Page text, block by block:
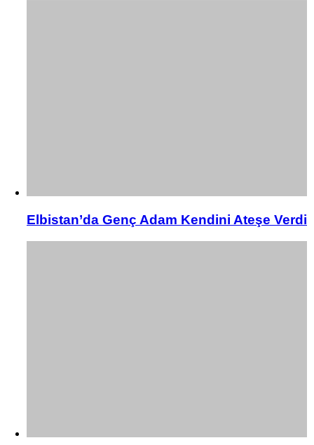
Elbistan’da Genç Adam Kendini Ateşe Verdi